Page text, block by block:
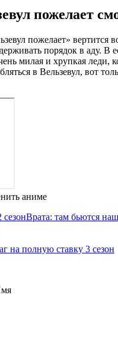
пожелает
пожелает» вертится
порядок в аду.
милая и хрупкая
в Вельзевул, вот
аниме
Врата: там бьются
на полную ставку 3 сезон